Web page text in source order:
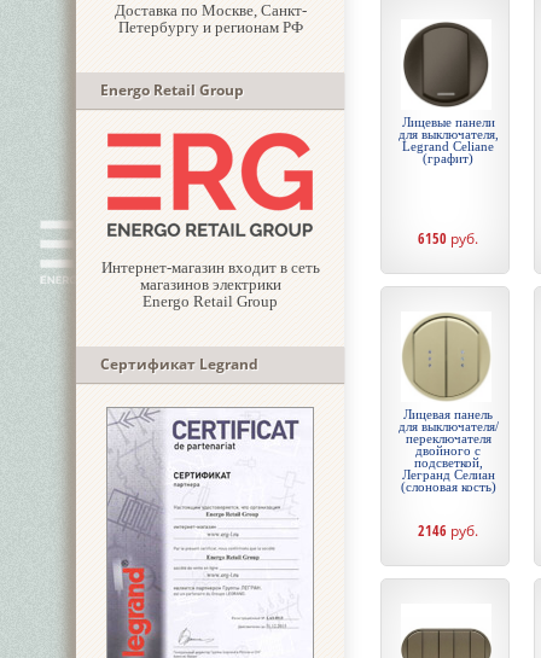
Доставка по Москве, Санкт-
Петербургу и регионам РФ
Energo Retail Group
Интернет-магазин входит в сеть
магазинов электрики
Energo Retail Group
Сертификат Legrand
Лицевые панели
для выключателя,
Legrand Celiane
(графит)
6150 руб.
Лицевая панель
для выключателя/
переключателя
двойного с
подсветкой,
Легранд Селиан
(слоновая кость)
2146 руб.